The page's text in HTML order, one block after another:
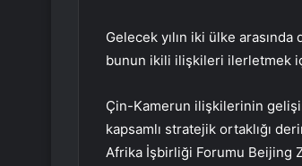
Gelecek yılın iki ülke
bunun ikili ilişkileri ilerletmek
Çin-Kamerun ilişkilerinin
kapsamlı stratejik ortaklığı
Afrika İşbirliği Forumu Beijing